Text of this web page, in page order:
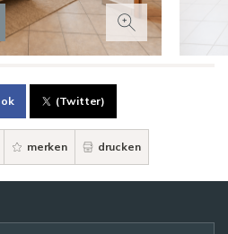
(Twitter)
merken drucken